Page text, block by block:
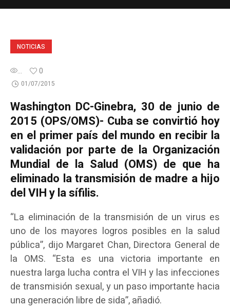
NOTICIAS
... 0
01/07/2015
Washington DC-Ginebra, 30 de junio de
2015 (OPS/OMS)- Cuba se convirtió hoy
en el primer país del mundo en recibir la
validación por parte de la Organización
Mundial de la Salud (OMS) de que ha
eliminado la transmisión de madre a hijo
del VIH y la sífilis.
“La eliminación de la transmisión de un virus es
uno de los mayores logros posibles en la salud
pública”, dijo Margaret Chan, Directora General de
la OMS. “Esta es una victoria importante en
nuestra larga lucha contra el VIH y las infecciones
de transmisión sexual, y un paso importante hacia
una generación libre de sida”, añadió.